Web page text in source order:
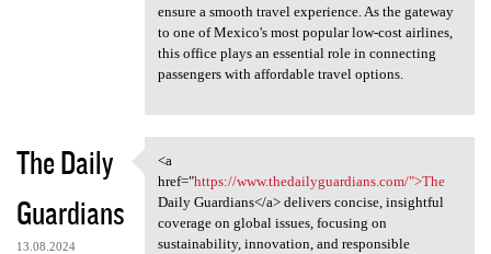
ensure a smooth travel experience. As the gateway
to one of Mexico's most popular low-cost airlines,
this office plays an essential role in connecting
passengers with affordable travel options.
The Daily
Guardians
13.08.2024
<a href="https://www
<a
href="https://www.thedailyguardians.com/">The
Daily Guardians</a> delivers concise, insightful
coverage on global issues, focusing on
sustainability, innovation, and responsible